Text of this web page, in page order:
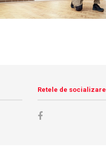
Retele de socializare